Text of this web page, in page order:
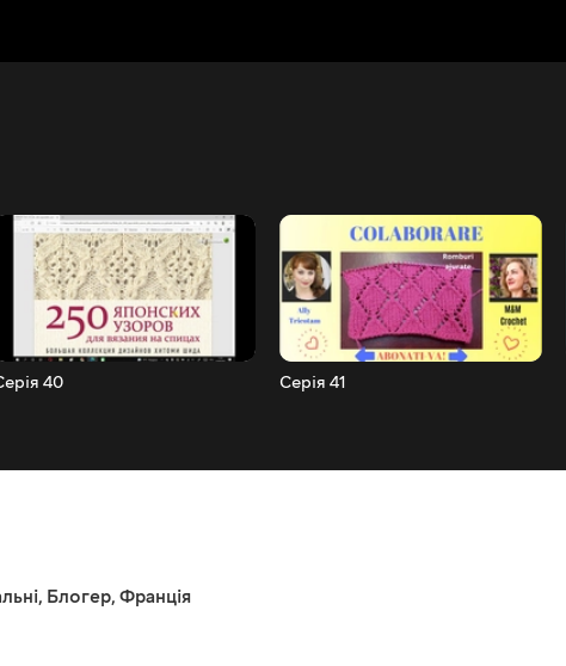
40 Серія 41
, Блогер, Франція